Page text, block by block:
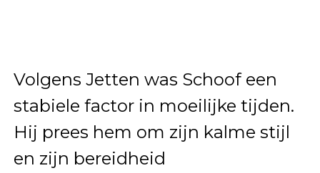
Volgens Jetten was Schoof een
stabiele factor in moeilijke tijden.
Hij prees hem om zijn kalme stijl
en zijn bereidheid